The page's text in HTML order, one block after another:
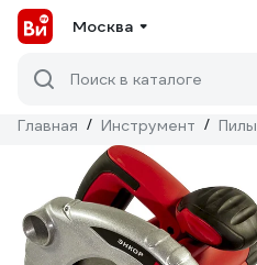
Москва
Поиск в каталоге
Главная / Инструмент / Пилы